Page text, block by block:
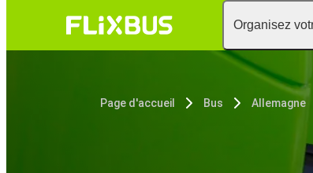
Organisez
Page d'accueil Bus Allemagne